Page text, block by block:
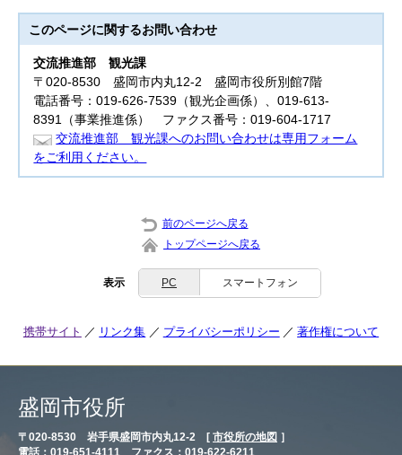
このページに関するお問い合わせ
交流推進部観光課
〒020-8530 盛岡市内丸12-2 盛岡市役所別館7階
電話番号：019-626-7539（観光企画係）、019-613-
8391（事業推進係） ファクス番号：019-604-1717
交流推進部 観光課へのお問い合わせは専用フォーム
をご利用ください。
前のページへ戻る
トップページへ戻る
表示 PC スマートフォン
携帯サイト リンク集 プライバシーポリシー 著作権について
盛岡市役所
〒020-8530 岩手県盛岡市内丸12-2 [ 市役所の地図 ］
電話：019-651-4111 ファクス：019-622-6211